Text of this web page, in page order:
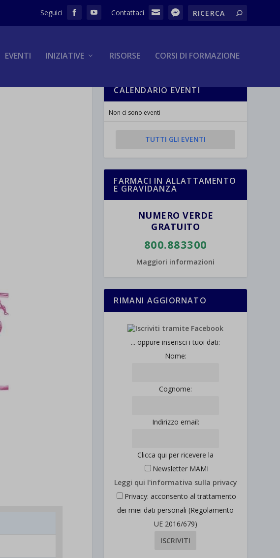
EVENTI INIZIATIVE RISORSE CORSI DI FORMAZIONE
CALENDARIO EVENTI
Non ci sono eventi
TUTTI GLI EVENTI
FARMACI IN ALLATTAMENTO
E GRAVIDANZA
NUMERO VERDE
GRATUITO
800.883300
Maggiori informazioni
RIMANI AGGIORNATO
... oppure inserisci i tuoi dati:
Nome:
Cognome:
Indirizzo email:
Clicca qui per ricevere la
Newsletter MAMI
Leggi qui l'informativa sulla privacy
Privacy: acconsento al trattamento
dei miei dati personali (Regolamento
UE 2016/679)